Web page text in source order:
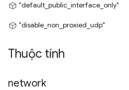
"default_public_interface_only"
"disable_non_proxied_udp"
Thuộc tính
network